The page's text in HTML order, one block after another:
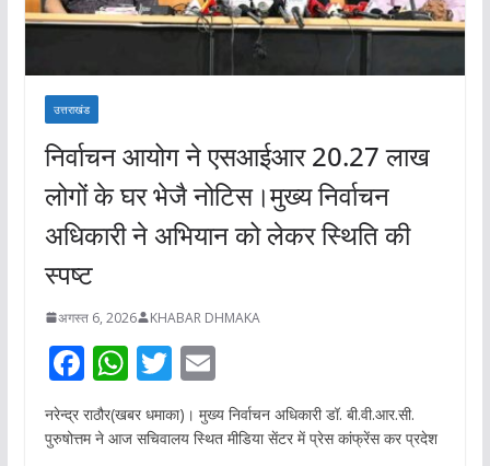
उत्तराखंड
निर्वाचन आयोग ने एसआईआर 20.27 लाख
लोगों के घर भेजै नोटिस।मुख्य निर्वाचन
अधिकारी ने अभियान को लेकर स्थिति की
स्पष्ट
अगस्त 6, 2026 KHABAR DHMAKA
F
ac
e
W
h
at
T
w
itt
E
m
ai
नरेन्द्र राठौर(खबर धमाका)। मुख्य निर्वाचन अधिकारी डॉ. बी.वी.आर.सी.
पुरुषोत्तम ने आज सचिवालय स्थित मीडिया सेंटर में प्रेस कांफ्रेंस कर प्रदेश